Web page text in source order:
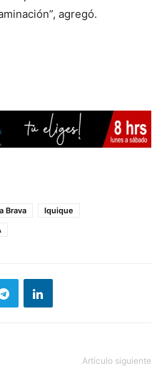
agregó.
Brava
Iquique
Artículo siguiente